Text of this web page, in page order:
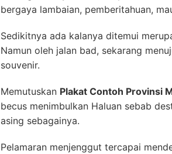
bergaya lambaian, pemberitahuan,
Sedikitnya ada kalanya ditemui
Namun oleh jalan bad, sekarang
souvenir.
Memutuskan Plakat Contoh Provinsi
becus menimbulkan Haluan sebab
asing sebagainya.
Pelamaran menjenggut tercapai